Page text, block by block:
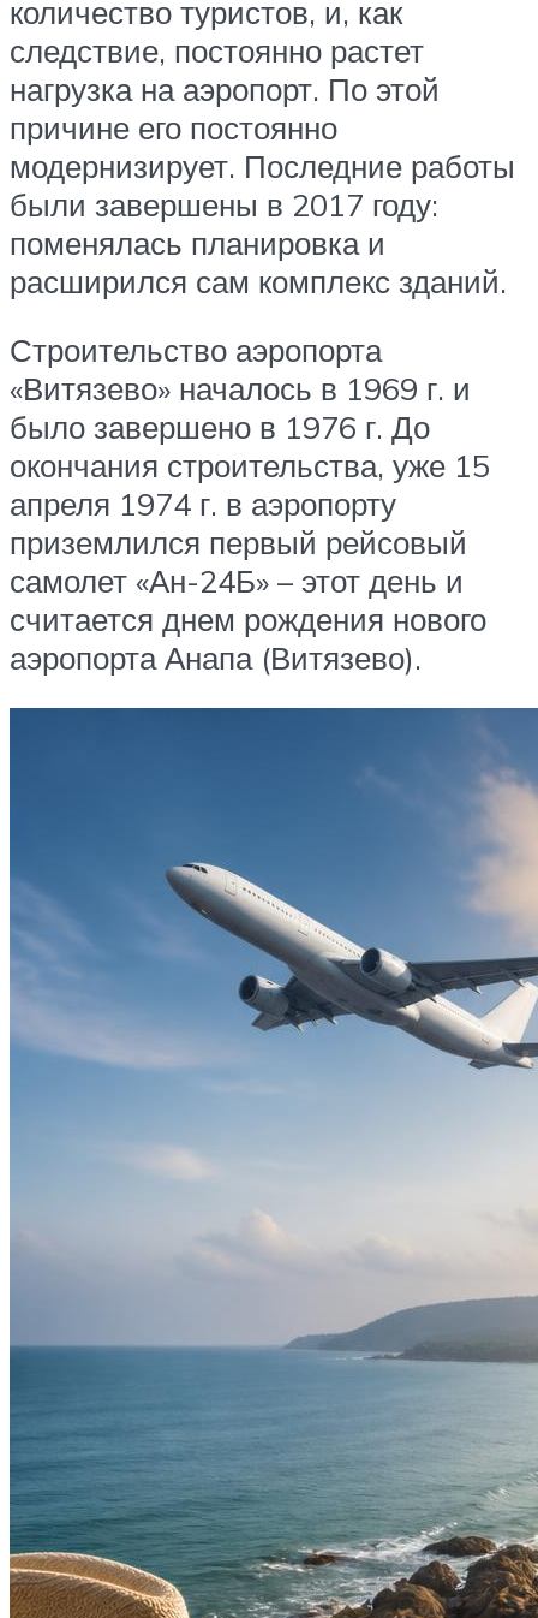
количество туристов, и, как
следствие, постоянно растет
нагрузка на аэропорт. По этой
причине его постоянно
модернизирует. Последние работы
были завершены в 2017 году:
поменялась планировка и
расширился сам комплекс зданий.
Строительство аэропорта
«Витязево» началось в 1969 г. и
было завершено в 1976 г. До
окончания строительства, уже 15
апреля 1974 г. в аэропорту
приземлился первый рейсовый
самолет «Ан-24Б» – этот день и
считается днем рождения нового
аэропорта Анапа (Витязево).